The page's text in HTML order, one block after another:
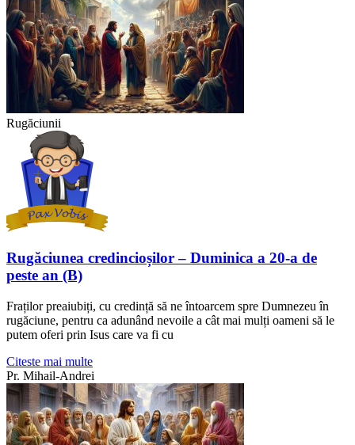
Rugăciunii
Rugăciunea credincioșilor – Duminica a 20-a de
peste an (B)
Fraților preaiubiți, cu credință să ne întoarcem spre Dumnezeu în
rugăciune, pentru ca adunând nevoile a cât mai mulți oameni să le
putem oferi prin Isus care va fi cu
Citeste mai multe
Pr. Mihail-Andrei